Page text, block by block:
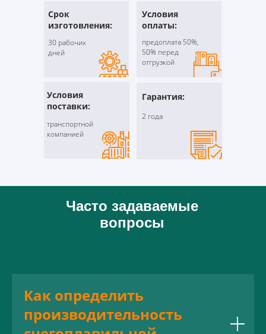
Срок
изготовления:
Условия
оплаты:
Условия
поставки:
Гарантия:
2 года
30 рабочих
дней
транспортной
компанией
предоплата 50%,
50% перед
отгрузкой
Часто задаваемые
вопросы
Как определить
производительность